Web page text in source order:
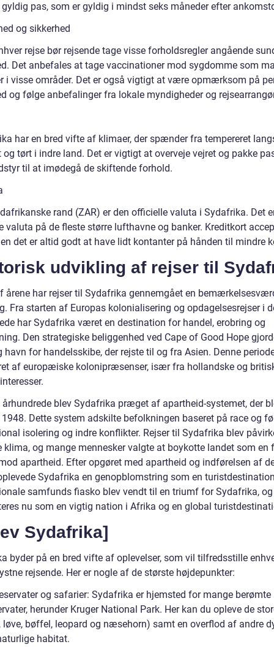
gyldig pas, som er gyldig i mindst seks måneder efter
og sikkerhed
rejse bør rejsende tage visse forholdsregler angående
Det anbefales at tage vaccinationer mod sygdomme som
i visse områder. Det er også vigtigt at være opmærksom på
og følge anbefalinger fra lokale myndigheder og
har en bred vifte af klimaer, der spænder fra tempereret
tørt i indre land. Det er vigtigt at overveje vejret og pakke
til at imødegå de skiftende forhold.
rand (ZAR) er den officielle valuta i Sydafrika. Det
valuta på de fleste større lufthavne og banker. Kreditkort
det er altid godt at have lidt kontanter på hånden til mindre
udvikling af rejser til
årene har rejser til Sydafrika gennemgået en
Fra starten af Europas kolonialisering og opdagelsesrejser i
har Sydafrika været en destination for handel, erobring og
Den strategiske beliggenhed ved Cape of Good Hope
havn for handelsskibe, der rejste til og fra Asien. Denne
af europæiske kolonipræsenser, især fra hollandske og
århundrede blev Sydafrika præget af apartheid-systemet, der
Dette system adskilte befolkningen baseret på race og
isolering og indre konflikter. Rejser til Sydafrika blev
klima, og mange mennesker valgte at boykotte landet som en
apartheid. Efter opgøret med apartheid og indførelsen af
Sydafrika en genopblomstring som en
samfunds fiasko blev vendt til en triumf for Sydafrika,
nu som en vigtig nation i Afrika og en global
Sydafrika]
byder på en bred vifte af oplevelser, som vil tilfredsstille
rejsende. Her er nogle af de største højdepunkter:
og safarier: Sydafrika er hjemsted for mange berømte
herunder Kruger National Park. Her kan du opleve de
løve, bøffel, leopard og næsehorn) samt en overflod af andre
habitat.